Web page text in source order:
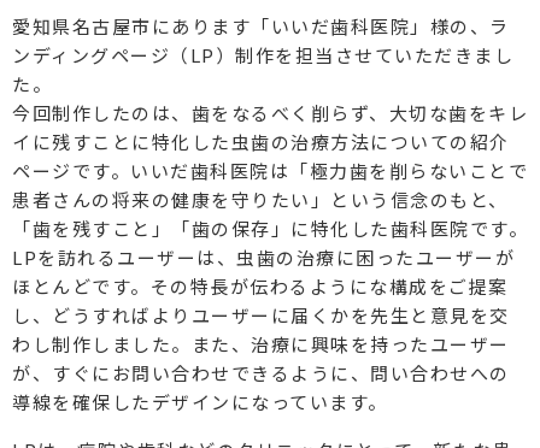
愛知県名古屋市にあります「いいだ歯科医院」様の、ラ
ンディングページ（LP）制作を担当させていただきまし
た。
今回制作したのは、歯をなるべく削らず、大切な歯をキレ
イに残すことに特化した虫歯の治療方法についての紹介
ページです。いいだ歯科医院は「極力歯を削らないことで
患者さんの将来の健康を守りたい」という信念のもと、
「歯を残すこと」「歯の保存」に特化した歯科医院です。
LPを訪れるユーザーは、虫歯の治療に困ったユーザーが
ほとんどです。その特長が伝わるようにな構成をご提案
し、どうすればよりユーザーに届くかを先生と意見を交
わし制作しました。また、治療に興味を持ったユーザー
が、すぐにお問い合わせできるように、問い合わせへの
導線を確保したデザインになっています。